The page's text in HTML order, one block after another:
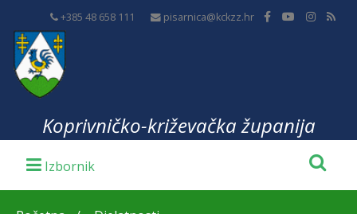
+385 48 658 111 pisarnica@kckzz.hr
Koprivničko-križevačka županija